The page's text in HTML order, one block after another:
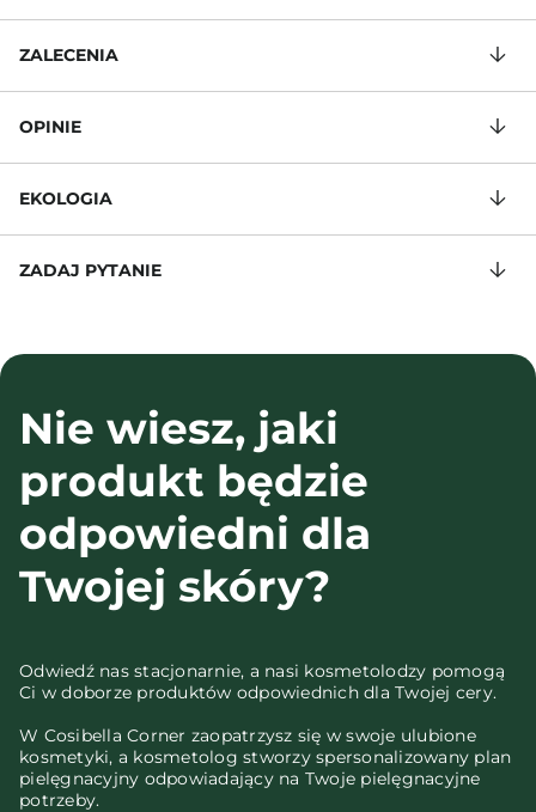
ZALECENIA
OPINIE
EKOLOGIA
ZADAJ PYTANIE
Nie wiesz, jaki
produkt będzie
odpowiedni dla
Twojej skóry?
Odwiedź nas stacjonarnie, a nasi kosmetolodzy pomogą
Ci w doborze produktów odpowiednich dla Twojej cery.
W Cosibella Corner zaopatrzysz się w swoje ulubione
kosmetyki, a kosmetolog stworzy spersonalizowany plan
pielęgnacyjny odpowiadający na Twoje pielęgnacyjne
potrzeby.